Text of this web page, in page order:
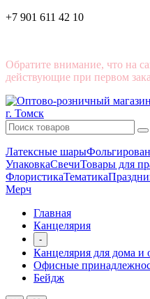
+7 901 611 42 10
Обратите внимание, что на
действующие при первом
Латексные шары
УпаковкаСвечиТовары для
ФлористикаТематика
Мерч
Главная
Канцелярия
-
Канцелярия для дома и
Офисные
Бейдж